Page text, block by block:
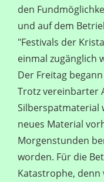
den
und auf dem
"Festivals der
einmal zugänglich
Der Freitag
Trotz vereinbarter
Silberspatmaterial
neues Material
Morgenstunden
worden. Für die
Katastrophe,